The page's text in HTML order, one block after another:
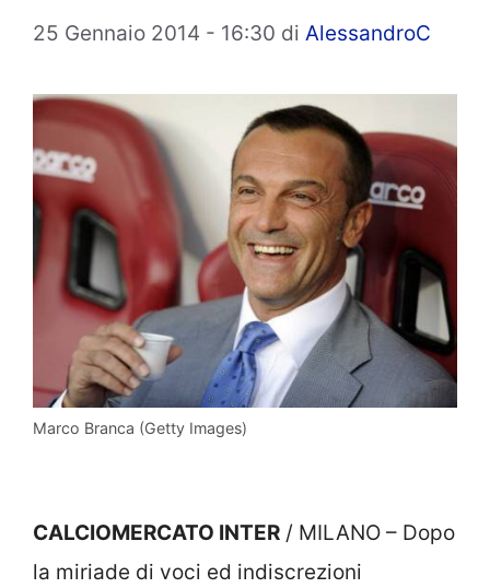
25 Gennaio 2014 - 16:30 di AlessandroC
Marco Branca (Getty Images)
CALCIOMERCATO INTER / MILANO – Dopo
la miriade di voci ed indiscrezioni